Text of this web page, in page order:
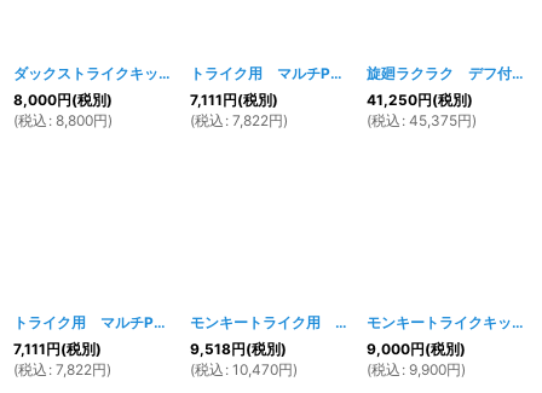
絞り込む
ダックストライクキット用 スイングアーム [repair-559w]
8,000円(税別)
(税込 : 8,800円)
トライク用 マルチPCDハブ [098w]
7,111円(税別)
(税込 : 7,822円)
旋廻ラクラク デフ付！ダックス用 DAXトライクキット【法人配達可能】
41,250円(税別)
(税込 : 45,375円)
トライク用 マルチPCDハブ [098w]
7,111円(税別)
(税込 : 7,822円)
モンキートライク用 センターアップマフラー [
9,518円(税別)
(税込 : 10,470円)
モンキートライクキット用 スイングアーム
9,000円(税別)
(税込 : 9,900円)